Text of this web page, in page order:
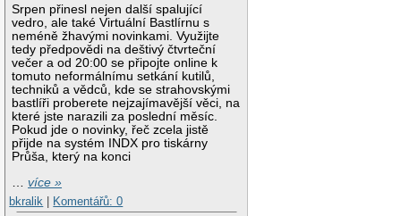
Srpen přinesl nejen další spalující
vedro, ale také Virtuální Bastlírnu s
neméně žhavými novinkami. Využijte
tedy předpovědi na deštivý čtvrteční
večer a od 20:00 se připojte online k
tomuto neformálnímu setkání kutilů,
techniků a vědců, kde se strahovskými
bastlíři proberete nejzajímavější věci, na
které jste narazili za poslední měsíc.
Pokud jde o novinky, řeč zcela jistě
přijde na systém INDX pro tiskárny
Průša, který na konci
…více »
bkralik
Komentářů: 0